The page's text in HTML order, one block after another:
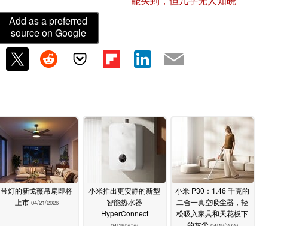
Add as a preferred
source on Google
带灯的新戈薇吊扇即将
上市 04/21/2026
小米推出更安静的新型
智能热水器
HyperConnect
小米 P30：1.46 千克的
二合一真空吸尘器，轻
松吸入家具和天花板下